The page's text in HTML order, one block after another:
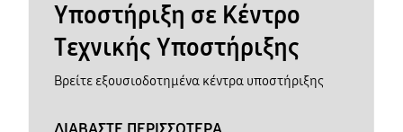
Υποστήριξη σε Κέντρο
Τεχνικής Υποστήριξης
Βρείτε εξουσιοδοτημένα κέντρα υποστήριξης